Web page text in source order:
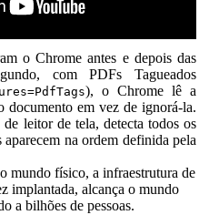
o Chrome antes e depois das
com PDFs Tagueados
), o Chrome lê a
documento em vez de ignorá-la.
leitor de tela, detecta todos os
aparecem na ordem definida pela
mundo físico, a infraestrutura de
implantada, alcança o mundo
a bilhões de pessoas.